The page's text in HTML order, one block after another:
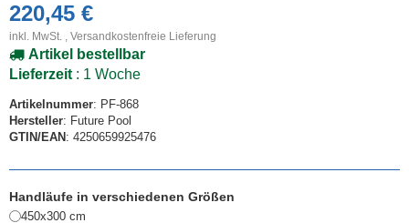
220,45 €
inkl. MwSt. , Versandkostenfreie Lieferung
Artikel bestellbar
Lieferzeit : 1 Woche
Artikelnummer: PF-868
Hersteller: Future Pool
GTIN/EAN : 4250659925476
Handläufe in verschiedenen Größen
450x300 cm